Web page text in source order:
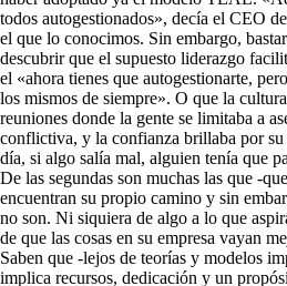
todos autogestionados», decía el CEO
el que lo conocimos. Sin embargo,
descubrir que el supuesto liderazgo
el «ahora tienes que autogestionarte,
los mismos de siempre». O que la
reuniones donde la gente se limitaba a
conflictiva, y la confianza brillaba por
día, si algo salía mal, alguien tenía que
De las segundas son muchas las que -
encuentran su propio camino y sin
no son. Ni siquiera de algo a lo que
de que las cosas en su empresa vayan
Saben que -lejos de teorías y modelos
implica recursos, dedicación y un